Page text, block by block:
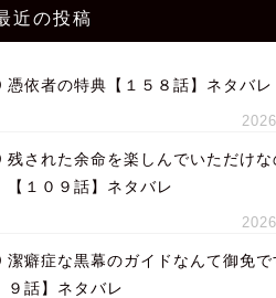
近の投稿
憑依者の特典【１５８話】ネタバレ
残された余命を楽しんでいただけな
【１０９話】ネタバレ
潔癖症な黒幕のガイドなんて御免で
９話】ネタバレ